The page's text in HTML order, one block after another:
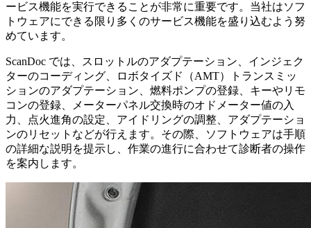
ービス機能を実行できることが非常に重要です。当社はソフ
トウェアにできる限り多くのサービス機能を盛り込むよう努
めています。
ScanDoc では、スロットルのアダプテーション、インジェク
ターのコーディング、ロボタイズド（AMT）トランスミッ
ションのアダプテーション、燃料ポンプの登録、キーやリモ
コンの登録、メーターパネル交換時のオドメーター値の入
力、点火進角の設定、アイドリングの調整、アダプテーショ
ンのリセットなどが行えます。その際、ソフトウェアは手順
の詳細な説明を提示し、作業の進行に合わせて診断者の操作
を案内します。